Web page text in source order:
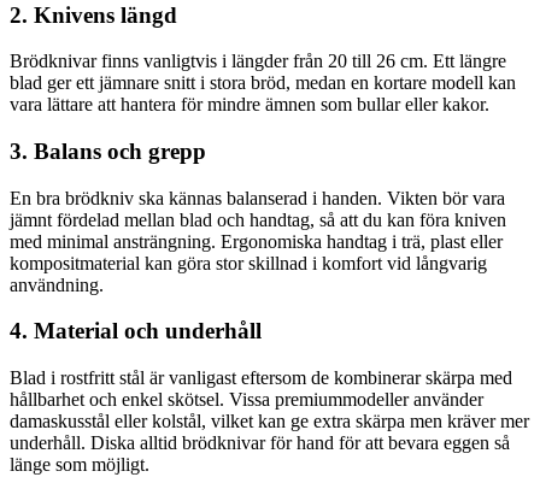
2. Knivens längd
Brödknivar finns vanligtvis i längder från 20 till 26 cm. Ett längre
blad ger ett jämnare snitt i stora bröd, medan en kortare modell kan
vara lättare att hantera för mindre ämnen som bullar eller kakor.
3. Balans och grepp
En bra brödkniv ska kännas balanserad i handen. Vikten bör vara
jämnt fördelad mellan blad och handtag, så att du kan föra kniven
med minimal ansträngning. Ergonomiska handtag i trä, plast eller
kompositmaterial kan göra stor skillnad i komfort vid långvarig
användning.
4. Material och underhåll
Blad i rostfritt stål är vanligast eftersom de kombinerar skärpa med
hållbarhet och enkel skötsel. Vissa premiummodeller använder
damaskusstål eller kolstål, vilket kan ge extra skärpa men kräver mer
underhåll. Diska alltid brödknivar för hand för att bevara eggen så
länge som möjligt.